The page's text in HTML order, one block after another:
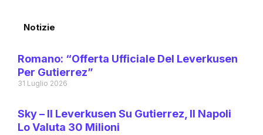
Notizie
Romano: “Offerta Ufficiale Del Leverkusen
Per Gutierrez”
31 Luglio 2026
Sky – Il Leverkusen Su Gutierrez, Il Napoli
Lo Valuta 30 Milioni